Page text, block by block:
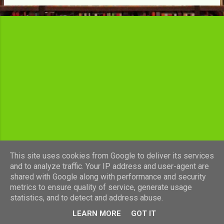
c
l
Fourni par Blogger
This site uses cookies from Google to deliver its services
and to analyze traffic. Your IP address and user-agent are
shared with Google along with performance and security
metrics to ensure quality of service, generate usage
statistics, and to detect and address abuse.
LEARN MORE GOT IT